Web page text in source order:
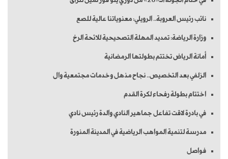
نائب رئيس العروبة.. الرويلي: معنوياتنا عالية للصع
وزارة الرياضة: تمديد المهلة التصحيحية للائحة الرخ
أمانة الرياض تختتم بطولتها الرمضانية
الزلفي بعد التخصيص.. نجاح مذهل وخدمات مجتمعية وال
اختتام بطولة رفحاء لكرة القدم
في بادرة لاقت تفاعل جماهير النادي والدة رئيس نادي
مدرسة لتنمية المواهب الرياضية في المدينة المنورة
فواصل